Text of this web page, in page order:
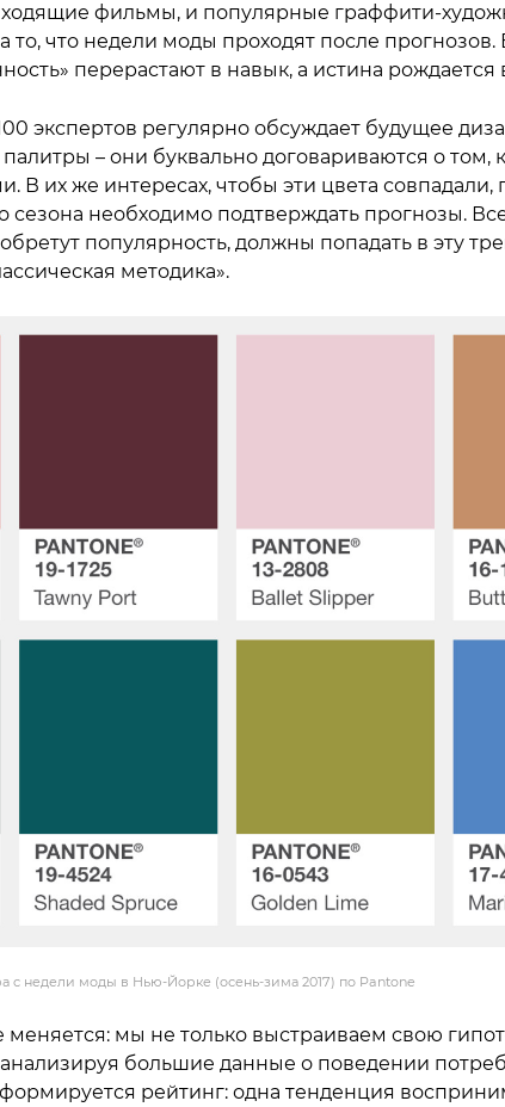
фильмы, и популярные граффити-
то, что недели моды проходят после
перерастают в навык, а истина
экспертов регулярно обсуждает будущее
– они буквально договариваются о том,
В их же интересах, чтобы эти цвета
сезона необходимо подтверждать прогнозы.
популярность, должны попадать в эту
методика».
Цветовая палитра с недели моды в Нью-Йорке (осень-зима 2017) по Pantone
меняется: мы не только выстраиваем свою
большие данные о поведении
формируется рейтинг: одна тенденция